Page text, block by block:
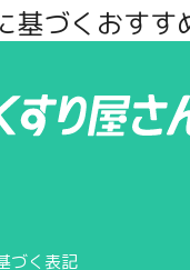
基づくおすす
づく表記